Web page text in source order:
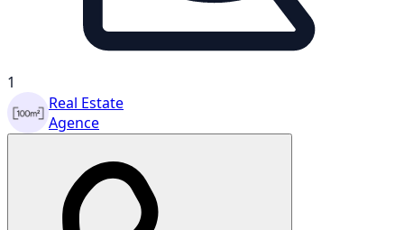
1
Real Estate
Agence